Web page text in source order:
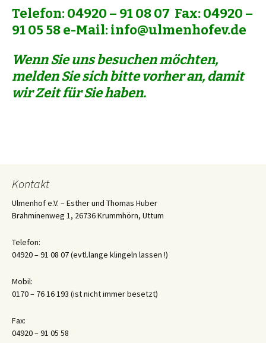
Telefon: 04920 – 91 08 07 Fax: 04920 –
91 05 58 e-Mail: info@ulmenhofev.de
Wenn Sie uns besuchen möchten,
melden Sie sich bitte vorher an, damit
wir Zeit für Sie haben.
Kontakt
Ulmenhof e.V. – Esther und Thomas Huber
Brahminenweg 1, 26736 Krummhörn, Uttum
Telefon:
04920 – 91 08 07 (evtl.lange klingeln lassen !)
Mobil:
0170 – 76 16 193 (ist nicht immer besetzt)
Fax:
04920 – 91 05 58